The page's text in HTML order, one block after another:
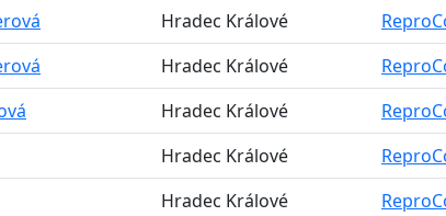
Hradec Králové
Hradec Králové
Hradec Králové
Hradec Králové
Hradec Králové